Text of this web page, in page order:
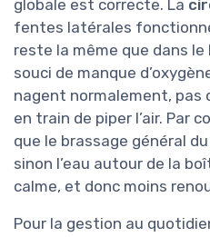
globale est correcte. La
fentes latérales
reste la même que dans le
souci de manque
nagent normalement, pas
en train de piper l’air. Par
que le brassage général
sinon l’eau autour de la
calme, et donc moins
Pour la gestion au